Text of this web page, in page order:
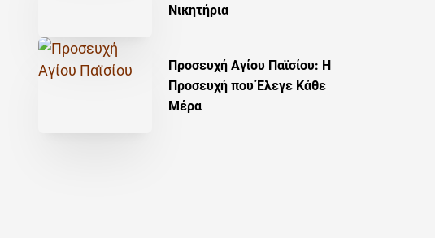
Νικητήρια
Προσευχή Αγίου Παϊσίου: Η
Προσευχή που Έλεγε Κάθε
Μέρα